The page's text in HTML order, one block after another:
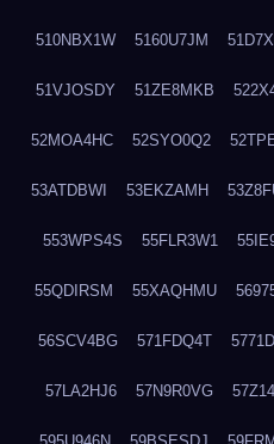
510NBX1W 5160U7JM
51VJOSDY 51ZE8MKB
52MOA4HC 52SYO0Q2
53ATDBWI 53EKZAMH
553WPS4S 55FLR3W1
55QDIRSM 55XAQHMU
56SCV4BG 571FDQ4T
57LA2HJ6 57N9R0VG